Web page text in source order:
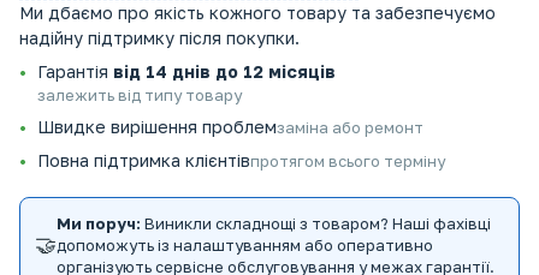
Ми дбаємо про якість кожного товару та забезпечуємо
надійну підтримку після покупки.
Гарантія від 14 днів до 12 місяців
залежить від типу товару
Швидке вирішення проблемзаміна або ремонт
Повна підтримка клієнтівпротягом всього терміну
🤝
Ми поруч: Виникли складнощі з товаром? Наші фахівці
допоможуть із налаштуванням або оперативно
організують сервісне обслуговування у межах гарантії.